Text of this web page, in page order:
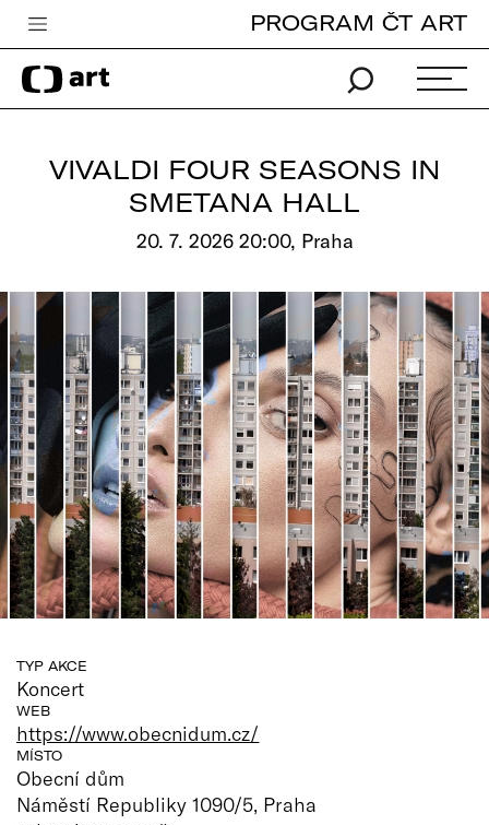
Česká televize
Zpravodajství
Vše o ČT
PROGRAM ČT ART
VIVALDI FOUR SEASONS IN
SMETANA HALL
20. 7. 2026 20:00, Praha
TYP AKCE
Koncert
WEB
https://www.obecnidum.cz/
MÍSTO
Obecní dům
Náměstí Republiky 1090/5, Praha